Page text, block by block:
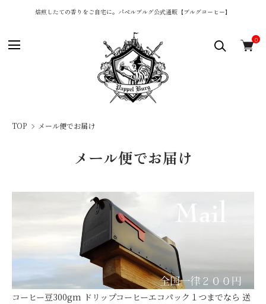
焙煎したての香りをご自宅に。パペルブルグ公式通販【ブルグコーヒー】
0
TOP メール便でお届け
メール便でお届け
コーヒー豆300gm ドリップコーヒーエコパック１つまでなら 送